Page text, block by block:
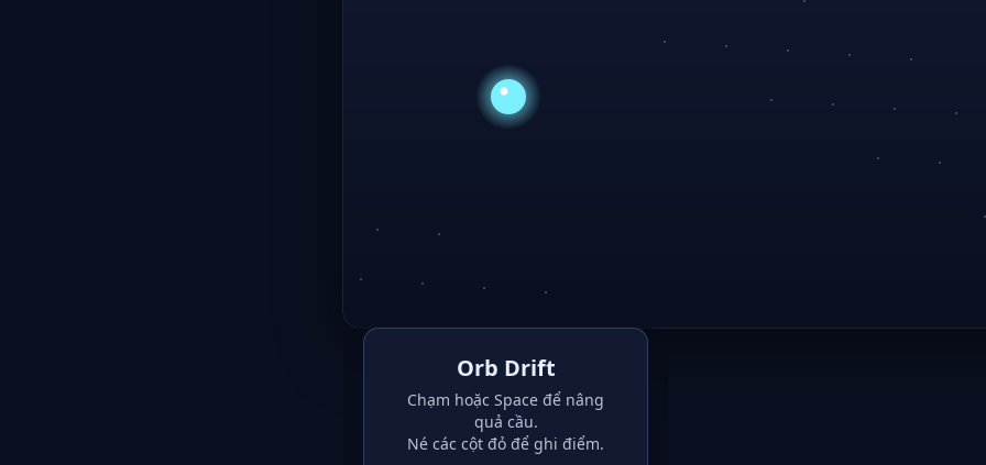
Orb Drift
Chạm hoặc Space để nâng
quả cầu.
Né các cột đỏ để ghi điểm.